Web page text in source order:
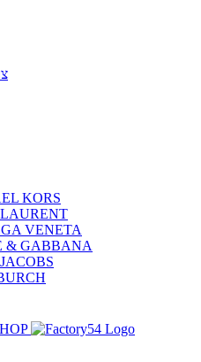
KORS
VENETA
& GABBANA